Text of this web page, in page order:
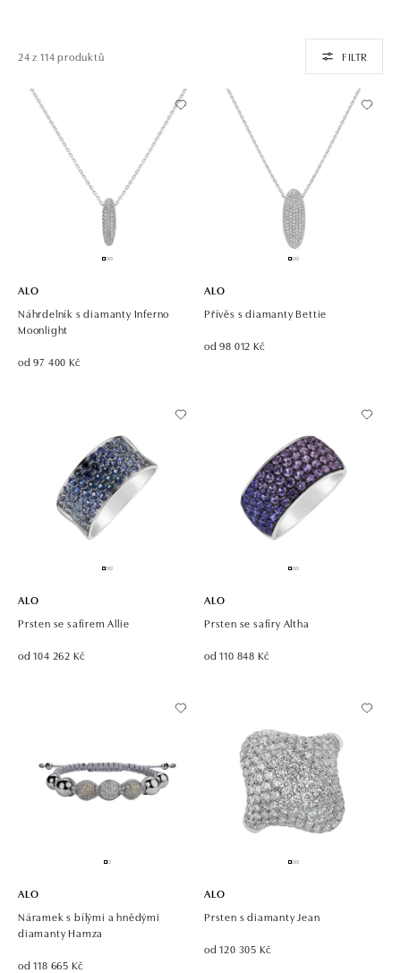
24 z 114 produktů FILTR
ALO
Náhrdelník s diamanty Inferno
Moonlight
od 97 400 Kč
ALO
Přívěs s diamanty Bettie
od 98 012 Kč
ALO
Prsten se safírem Allie
od 104 262 Kč
ALO
Prsten se safíry Altha
od 110 848 Kč
ALO
Náramek s bílými a hnědými
diamanty Hamza
od 118 665 Kč
ALO
Prsten s diamanty Jean
od 120 305 Kč